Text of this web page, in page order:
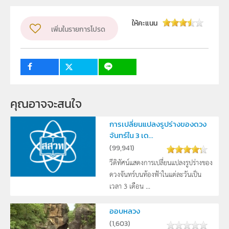
ผู้แต่ง หรือ เจ้าของผลงาน
วิชา
โลก ดาราศาสตร์ และอวกาศ
กลุ่มเป้าหมาย
เพิ่มในรายการโปรด
ให้คะแนน
คุณอาจจะสนใจ
การเปลี่ยนแปลงรูปร่างของดวง
จันทร์ใน 3 เด...
(99,941)
วีดิทัศน์แสดงการเปลี่ยนแปลงรูปร่างของ
ดวงจันทร์บนท้องฟ้าในแต่ละวันเป็น
เวลา 3 เดือน ...
ออบหลวง
(1,603)